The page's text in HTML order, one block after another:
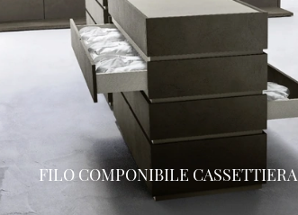
FILO COMPONIBILE CASSETTIERA